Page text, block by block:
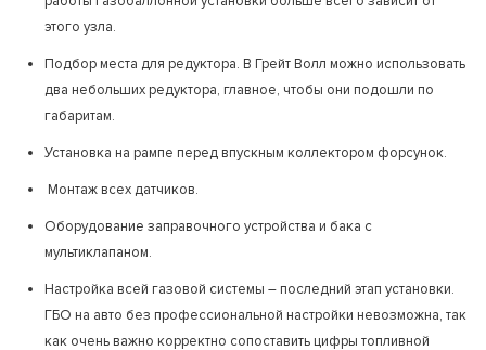
этого узла.
Подбор места для редуктора. В Грейт Волл можно использовать
два небольших редуктора, главное, чтобы они подошли по
габаритам.
Установка на рампе перед впускным коллектором форсунок.
Монтаж всех датчиков.
Оборудование заправочного устройства и бака с
мультиклапаном.
Настройка всей газовой системы – последний этап установки.
ГБО на авто без профессиональной настройки невозможна, так
как очень важно корректно сопоставить цифры топливной